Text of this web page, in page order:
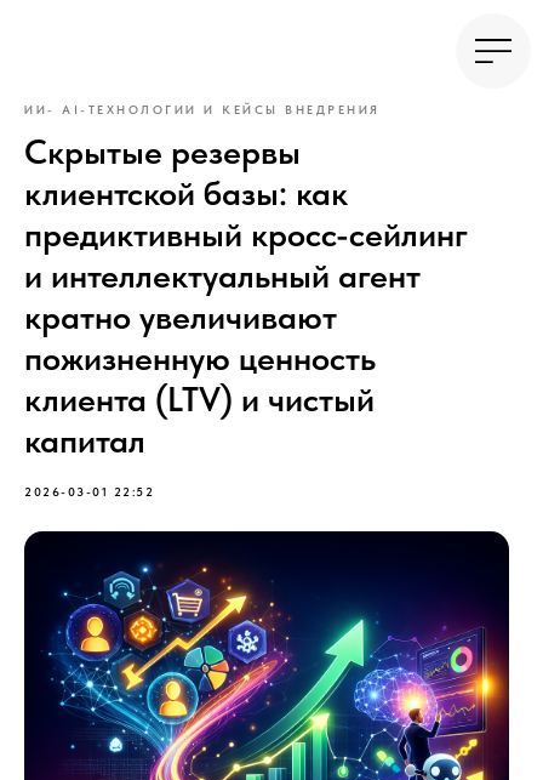
ИИ- AI-ТЕХНОЛОГИИ И КЕЙСЫ ВНЕДРЕНИЯ
Скрытые резервы
клиентской базы: как
предиктивный кросс-сейлинг
и интеллектуальный агент
кратно увеличивают
пожизненную ценность
клиента (LTV) и чистый
капитал
2026-03-01 22:52